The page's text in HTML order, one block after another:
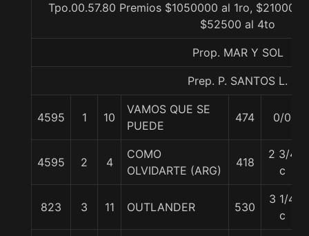
Tpo.00.57.80 Premios $1050000 al 1ro,
$52500 al 4to
Prop. MAR Y SOL
Prep. P. SANTOS L.
4595 1 10
VAMOS QUE SE
PUEDE
474 0/0
4595 2 4
COMO
OLVIDARTE (ARG)
418
2 3/4
c
823 3 11 OUTLANDER 530
3 1/4
c